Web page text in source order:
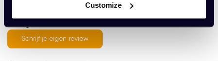
Customize
Schrijf je eigen review